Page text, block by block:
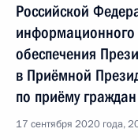
Российской
информационного
обеспечения
в Приёмной
по приёму
17 сентября 2020 года,